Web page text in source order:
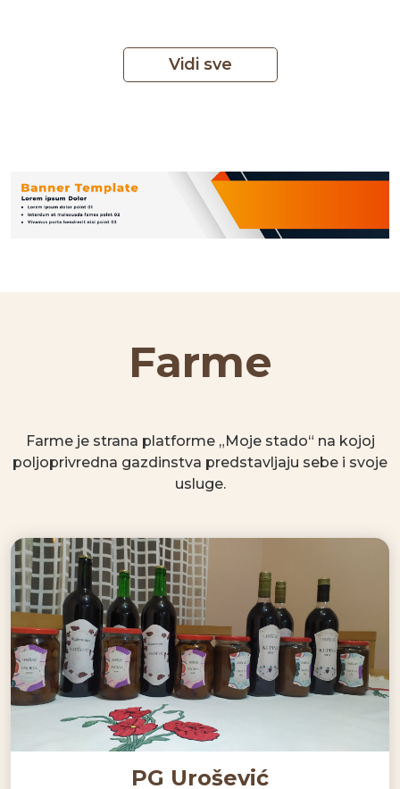
Vidi sve
Farme
Farme je strana platforme „Moje stado“ na kojoj
poljoprivredna gazdinstva predstavljaju sebe i svoje
usluge.
PG Urošević